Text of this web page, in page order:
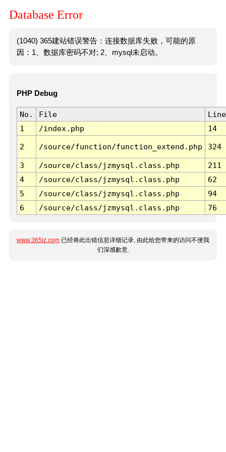
Database Error
(1040) 365建站错误警告：连接数据库失败，可能的原
因：1、数据库密码不对; 2、mysql未启动。
PHP Debug
No. File
Line
1
/index.php 14
2 /source/function/function_extend.php 324
3 /source/class/jzmysql.class.php
211
4
/source/class/jzmysql.class.php
62
5
/source/class/jzmysql.class.php
94
6
/source/class/jzmysql.class.php 76
www.365jz.com 已经将此出错信息详细记录, 由此给您带来的访问不便我
们深感歉意.